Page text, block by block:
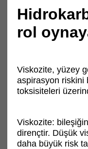
rol
Viskozite, yüzey
aspirasyon riskini
toksisiteleri
Viskozite:
dirençtir. Düşük
daha büyük risk